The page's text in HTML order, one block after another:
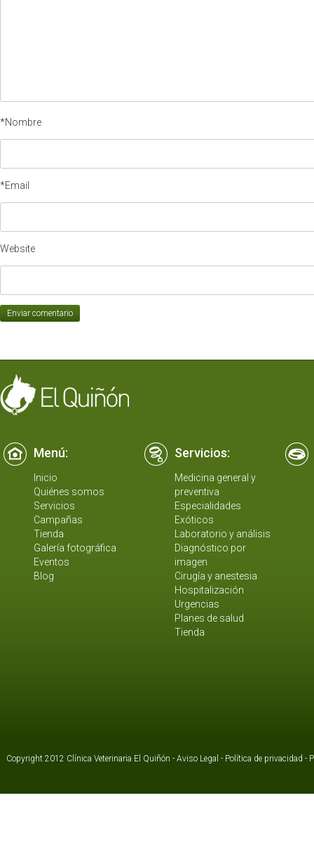
*Nombre
*Email
Website
Menú: Servicios:
Inicio
Quiénes somos
Servicios
Campañas
Tienda
Galería fotográfica
Eventos
Blog
Medicina general y
preventiva
Especialidades
Exóticos
Laboratorio y análisis
Diagnóstico por
imagen
Cirugía y anestesia
Hospitalización
Urgencias
Planes de salud
Tienda
Copyright 2012 Clínica Veterinaria El Quiñón - Aviso Legal - Política de privacidad -